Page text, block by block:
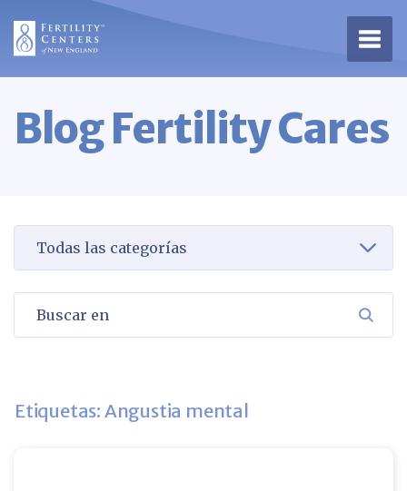
Abrir
Blog Fertility Cares
Etiquetas: Angustia mental